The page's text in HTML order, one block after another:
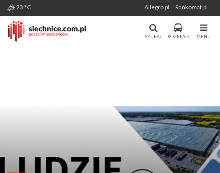
Miasto i Gmina Siechnice - Portal
Mieszkańców. Aktualności, forum,
Portal Mieszkańców Siechnic
Wygenerowano: 07-08-2026
23 °C Allegro.pl Rankomat.pl
MENU
ROZKŁAD
SZUKAJ